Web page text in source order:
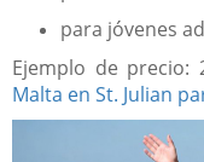
para jóvenes
Ejemplo de
Malta en St. Julian